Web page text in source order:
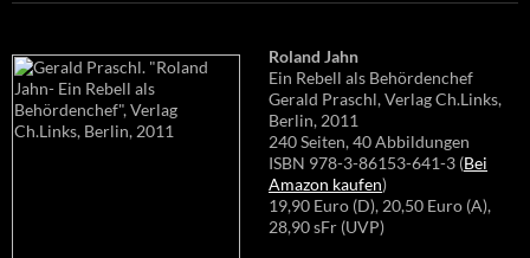
Roland Jahn
Ein Rebell als Behördenchef
Gerald Praschl, Verlag Ch.Links,
Berlin, 2011
240 Seiten, 40 Abbildungen
ISBN 978-3-86153-641-3 (Bei
Amazon kaufen)
19,90 Euro (D), 20,50 Euro (A),
28,90 sFr (UVP)